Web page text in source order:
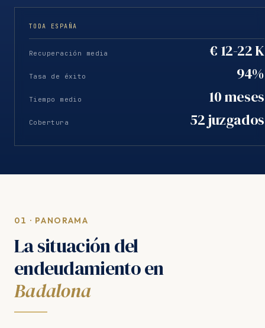
TODA ESPAÑA
Recuperación media € 12-22 K
Tasa de éxito 94%
Tiempo medio 10 meses
Cobertura 52 juzgados
01 · PANORAMA
La situación del
endeudamiento en
Badalona